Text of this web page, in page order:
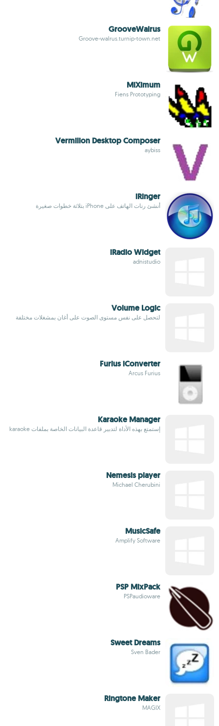
GrooveWalrus
Groove-walrus.turnip-town.net
MiXimum
Fiens Prototyping
Vermilion Desktop Composer
aybiss
iRinger
أنشئ رنات الهاتف على iPhone بتلاثة خطوات صغيرة
iRadio Widget
adnistudio
Volume Logic
لتحصل على نفس مستوى الصوت على أغان بمشغلات مختلفة
Furius iConverter
Arcus Furius
Karaoke Manager
إستمتع بهذه الأداة لتدبير قاعدة البيانات الخاصة بملفات karaoke
Nemesis player
Michael Cherubini
MusicSafe
Amplify Software
PSP MixPack
PSPaudioware
Sweet Dreams
Sven Bader
Ringtone Maker
MAGIX